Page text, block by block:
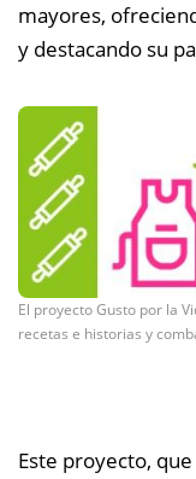
mayores,
y destacando su
El proyecto Gusto por la
recetas e historias y
Este proyecto,